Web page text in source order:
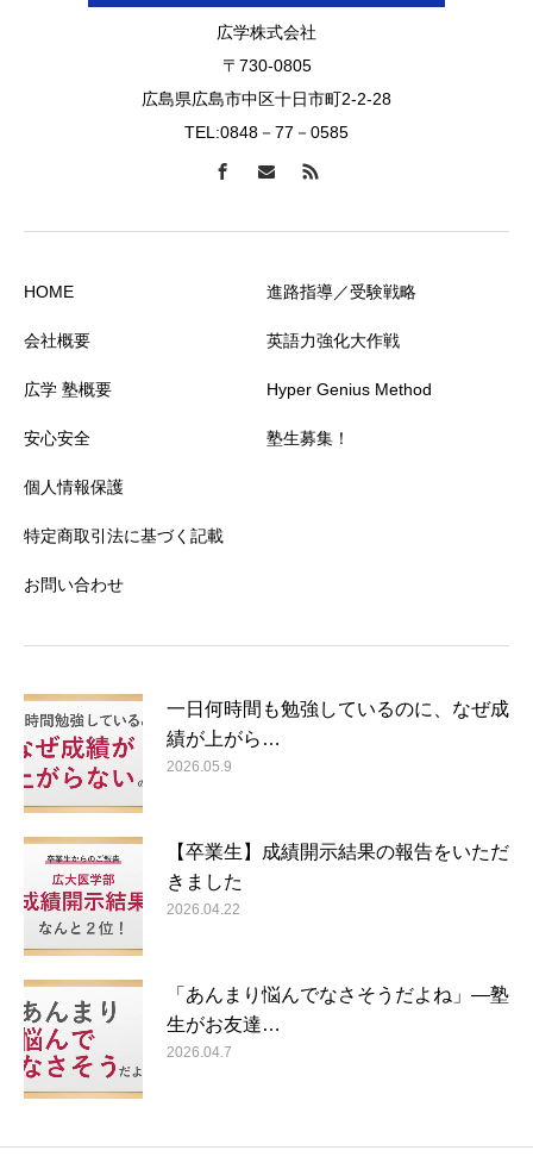
広学株式会社
〒730-0805
広島県広島市中区十日市町2-2-28
TEL:0848－77－0585
HOME
会社概要
広学 塾概要
安心安全
個人情報保護
特定商取引法に基づく記載
お問い合わせ
進路指導／受験戦略
英語力強化大作戦
Hyper Genius Method
塾生募集！
一日何時間も勉強しているのに、なぜ成
績が上がら…
2026.05.9
【卒業生】成績開示結果の報告をいただ
きました
2026.04.22
「あんまり悩んでなさそうだよね」―塾
生がお友達…
2026.04.7